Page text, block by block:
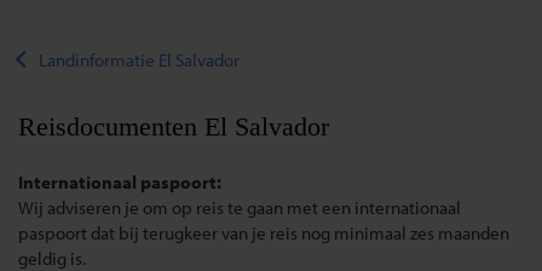
Landinformatie El Salvador
Reisdocumenten El Salvador
Internationaal paspoort:
Wij adviseren je om op reis te gaan met een internationaal
paspoort dat bij terugkeer van je reis nog minimaal zes maanden
geldig is.